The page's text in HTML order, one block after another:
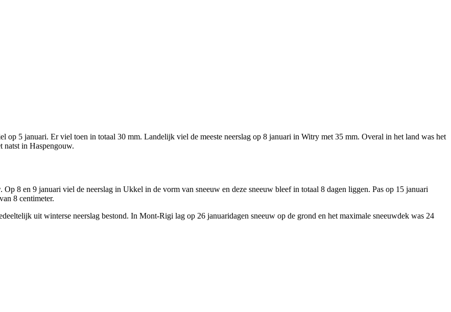
op 5 januari. Er viel toen in totaal 30 mm. Landelijk viel de meeste neerslag op 8 januari in Witry met 35 mm. Overal in het land was het
natst in Haspengouw.
8 en 9 januari viel de neerslag in Ukkel in de vorm van sneeuw en deze sneeuw bleef in totaal 8 dagen liggen. Pas op 15 januari
8 centimeter.
uit winterse neerslag bestond. In Mont-Rigi lag op 26 januaridagen sneeuw op de grond en het maximale sneeuwdek was 24